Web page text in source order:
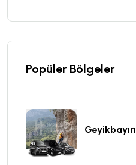
Popüler Bölgeler
Geyikbayırı